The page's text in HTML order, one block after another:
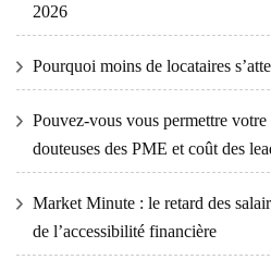
2026
Pourquoi moins de locataires
Pouvez-vous vous permettre
douteuses des PME et coût des
Market Minute : le retard des
de l’accessibilité financière